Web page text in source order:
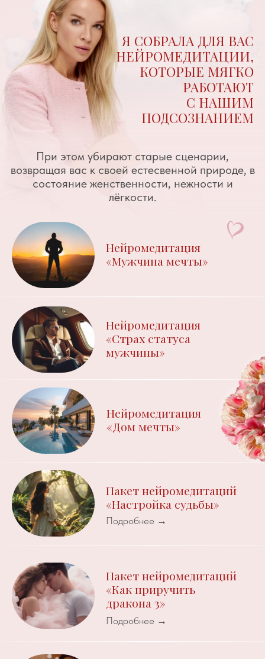
Пакет нейромедитаций
«Как приручить
дракона 3»
Подробнее →
Пакет нейромедитаций
«Код женщины» ДЕМО
Доступ к покупке
завершен
WHATSAPP
По всем вопрсоам можете обратиться
в службу поддержки: